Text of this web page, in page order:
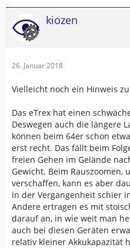
kiozen
26. Januar 2018
Vielleicht noch ein Hinweis
Das eTrex hat einen
Deswegen auch die längere
können beim 64er schon
erst recht. Das fällt beim
freien Gehen im Gelände
Gewicht. Beim Rauszoomen,
verschaffen, kann es aber
in der Vergangenheit schier
Andere ertragen es mit
darauf an, in wie weit man
auch bei diesen Geräten
relativ kleiner Akkukapazität